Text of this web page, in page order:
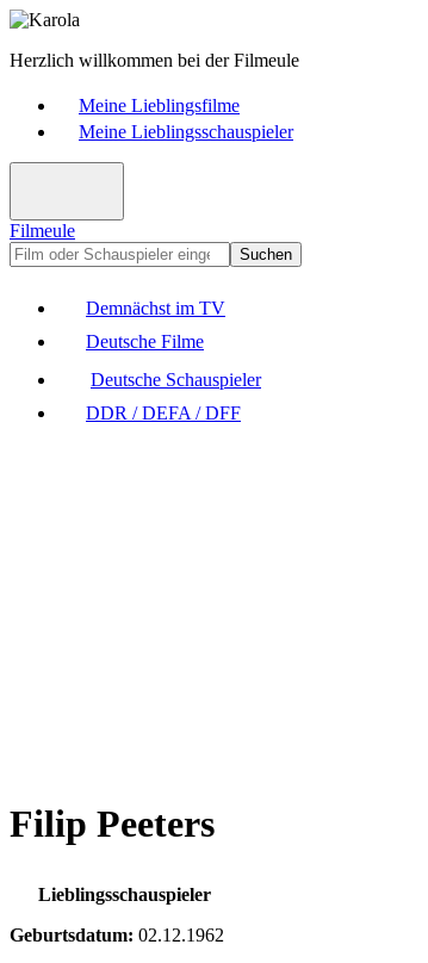
Herzlich willkommen bei der Filmeule
Meine Lieblingsfilme
Meine Lieblingsschauspieler
Filmeule
Suchen
Demnächst im TV
Deutsche Filme
Deutsche Schauspieler
DDR / DEFA / DFF
Filip Peeters
Lieblingsschauspieler
Geburtsdatum: 02.12.1962